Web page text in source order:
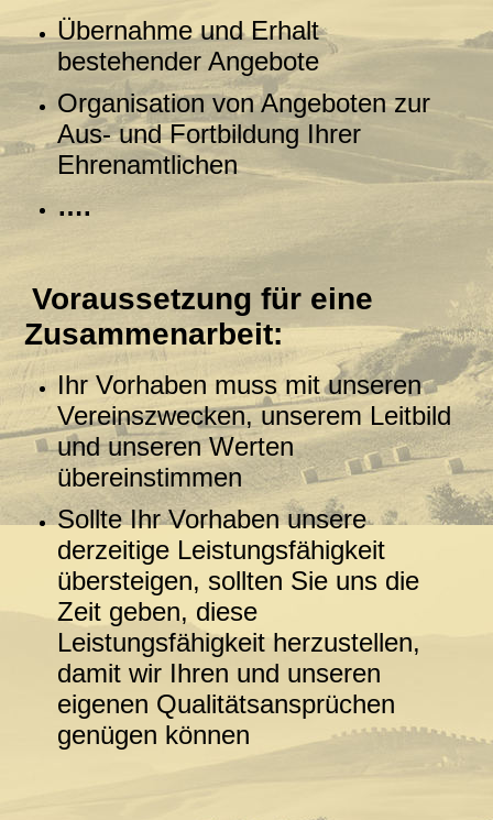
Übernahme und Erhalt
bestehender Angebote
Organisation von Angeboten zur
Aus- und Fortbildung Ihrer
Ehrenamtlichen
….
Voraussetzung für eine
Zusammenarbeit:
Ihr Vorhaben muss mit unseren
Vereinszwecken, unserem Leitbild
und unseren Werten
übereinstimmen
Sollte Ihr Vorhaben unsere
derzeitige Leistungsfähigkeit
übersteigen, sollten Sie uns die
Zeit geben, diese
Leistungsfähigkeit herzustellen,
damit wir Ihren und unseren
eigenen Qualitätsansprüchen
genügen können